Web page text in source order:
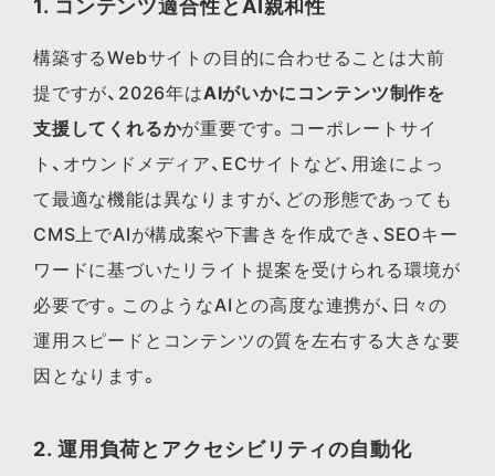
1. コンテンツ適合性とAI親和性
構築するWebサイトの目的に合わせることは大前
提ですが、2026年はAIがいかにコンテンツ制作を
支援してくれるかが重要です。コーポレートサイ
ト、オウンドメディア、ECサイトなど、用途によっ
て最適な機能は異なりますが、どの形態であっても
CMS上でAIが構成案や下書きを作成でき、SEOキー
ワードに基づいたリライト提案を受けられる環境が
必要です。このようなAIとの高度な連携が、日々の
運用スピードとコンテンツの質を左右する大きな要
因となります。
2. 運用負荷とアクセシビリティの自動化